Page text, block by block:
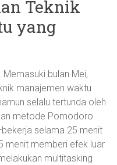
Teknik
yang
bulan Mei,
manajemen waktu
selalu tertunda oleh
metode Pomodoro
selama 25 menit
menit memberi efek luar
multitasking